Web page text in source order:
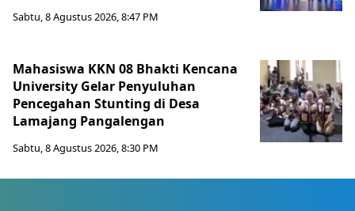
Sabtu, 8 Agustus 2026, 8:47 PM
Mahasiswa KKN 08 Bhakti Kencana
University Gelar Penyuluhan
Pencegahan Stunting di Desa
Lamajang Pangalengan
Sabtu, 8 Agustus 2026, 8:30 PM